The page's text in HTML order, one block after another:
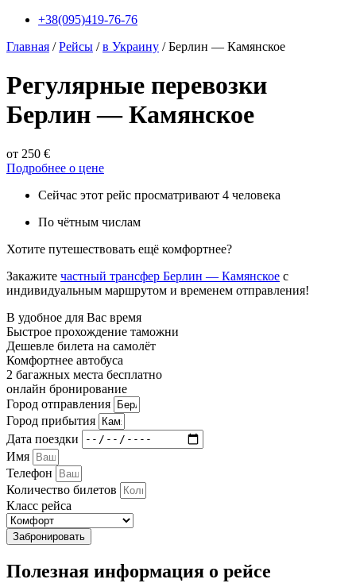
+38(095)419-76-76
Главная /Рейсы /в Украину /Берлин — Камянское
Регулярные перевозки
Берлин — Камянское
от 250 €
Подробнее о цене
Сейчас этот рейс просматривают 4 человека
По чётным числам
Хотите путешествовать ещё комфортнее?
Закажите частный трансфер Берлин — Камянское с
индивидуальным маршрутом и временем отправления!
В удобное для Вас время
Быстрое прохождение таможни
Дешевле билета на самолёт
Комфортнее автобуса
2 багажных места бесплатно
онлайн бронирование
Город отправления
Город прибытия
Дата поездки
Имя
Телефон
Количество билетов
Класс рейса
Забронировать
Полезная информация о рейсе